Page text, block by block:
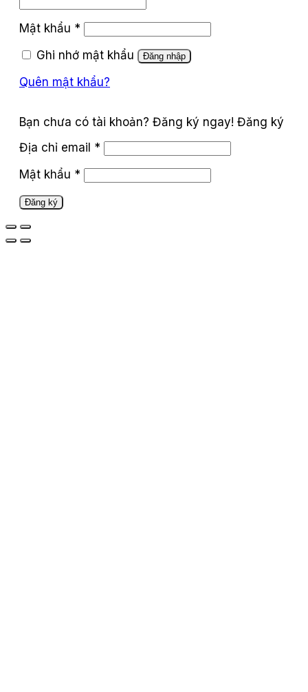
Mật khẩu *
Ghi nhớ mật khẩu
Đăng nhập
Quên mật khẩu?
Đăng ký
Địa chỉ email *
Mật khẩu *
Đăng ký